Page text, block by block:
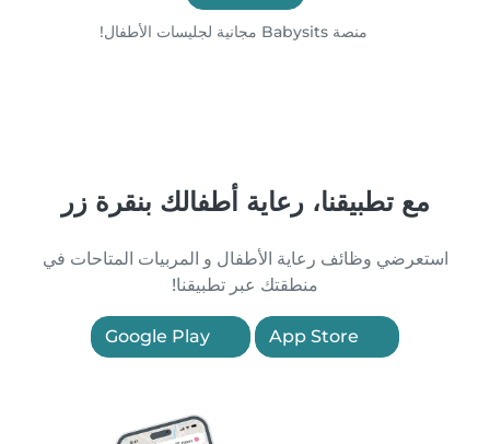
منصة Babysits مجانية لجليسات الأطفال!
مع تطبيقنا، رعاية أطفالك بنقرة زر
استعرضي وظائف رعاية الأطفال و المربيات المتاحات في
منطقتك عبر تطبيقنا!